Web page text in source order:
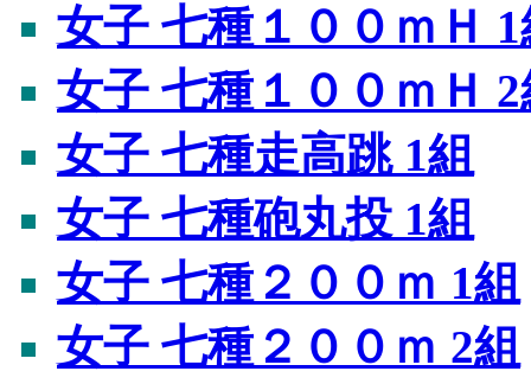
女子 七種１００ｍＨ 1
女子 七種１００ｍＨ 2
女子 七種走高跳 1組
女子 七種砲丸投 1組
女子 七種２００ｍ 1組
女子 七種２００ｍ 2組